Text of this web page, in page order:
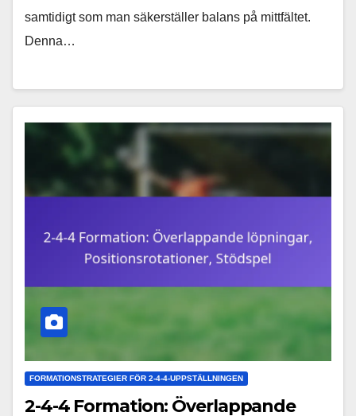
samtidigt som man säkerställer balans på mittfältet.
Denna…
FORMATIONSTRATEGIER FÖR 2-4-4-UPPSTÄLLNINGEN
2-4-4 Formation: Överlappande